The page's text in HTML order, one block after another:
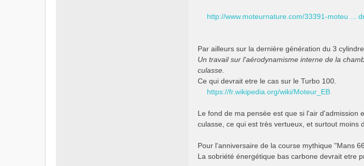
http://www.moteurnature.com/33391-moteu ...
Par ailleurs sur la dernière génération du 3
Un travail sur l'aérodynamisme interne de la
culasse.
Ce qui devrait etre le cas sur le Turbo 100.
https://fr.wikipedia.org/wiki/Moteur_EB
Le fond de ma pensée est que si l'air d'admission
culasse, ce qui est très vertueux, et surtout moins
Pour l'anniversaire de la course mythique "Mans
La sobriété énergétique bas carbone devrait etre